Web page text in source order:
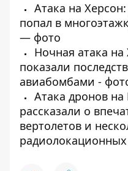
Атака на
попал в
— фото
Ночная атака
показали
авиабомбами -
Атака дронов
рассказали о
вертолетов и